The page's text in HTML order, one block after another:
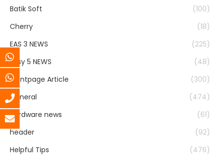
Batik Soft
(100)
Cherry
(18)
EAS 3 NEWS
(225)
Easy 5 NEWS
(48)
Frontpage Article
(300)
General
(474)
Hardware news
(61)
header
(92)
Helpful Tips
(476)